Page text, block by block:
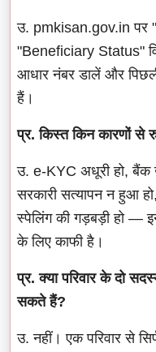
उ. pmkisan.gov.in पर
"Beneficiary Status"
आधार नंबर डालें और
हैं।
प्र. किस्त किन कारणों से
उ. e-KYC अधूरी हो, बैंक
सरकारी सत्यापन न हुआ
स्पेलिंग की गड़बड़ी हो —
के लिए काफी है।
प्र. क्या परिवार के दो
सकते हैं?
उ. नहीं। एक परिवार से